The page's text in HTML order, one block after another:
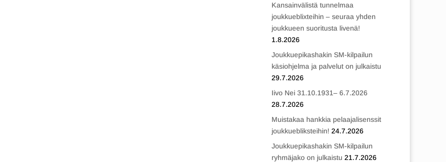
Kansainvälistä tunnelmaa
joukkueblixteihin – seuraa yhden
joukkueen suoritusta livenä!
1.8.2026
Joukkuepikashakin SM-kilpailun
käsiohjelma ja palvelut on julkaistu
29.7.2026
Iivo Nei 31.10.1931– 6.7.2026
28.7.2026
Muistakaa hankkia pelaajalisenssit
joukkuebliksteihin! 24.7.2026
Joukkuepikashakin SM-kilpailun
ryhmäjako on julkaistu 21.7.2026